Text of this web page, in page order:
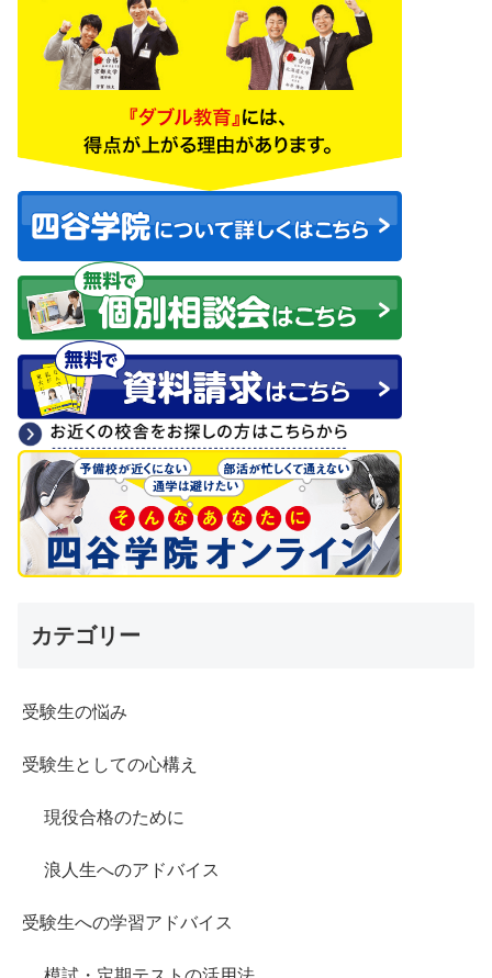
カテゴリー
受験生の悩み
受験生としての心構え
現役合格のために
浪人生へのアドバイス
受験生への学習アドバイス